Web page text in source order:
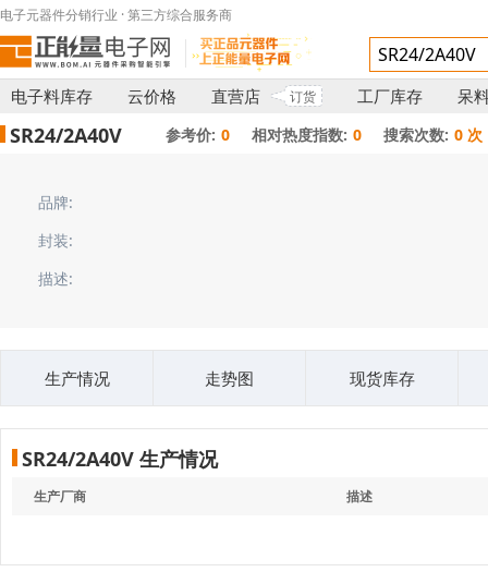
电子元器件分销行业 · 第三方综合服务商
电子料库存 云价格 直营店 订货 工厂库存 呆
SR24/2A40V 参考价: 0 相对热度指数: 0 搜索次数: 0 次
品牌:
封装:
描述:
生产情况 走势图 现货库存
SR24/2A40V 生产情况
生产厂商 描述